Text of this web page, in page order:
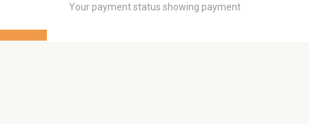
Your payment status showing payment